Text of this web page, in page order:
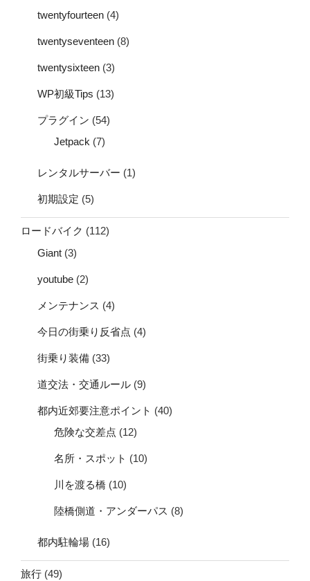
twentyfourteen (4)
twentyseventeen (8)
twentysixteen (3)
WP初級Tips (13)
プラグイン (54)
Jetpack (7)
レンタルサーバー (1)
初期設定 (5)
ロードバイク (112)
Giant (3)
youtube (2)
メンテナンス (4)
今日の街乗り反省点 (4)
街乗り装備 (33)
道交法・交通ルール (9)
都内近郊要注意ポイント (40)
危険な交差点 (12)
名所・スポット (10)
川を渡る橋 (10)
陸橋側道・アンダーパス (8)
都内駐輪場 (16)
旅行 (49)